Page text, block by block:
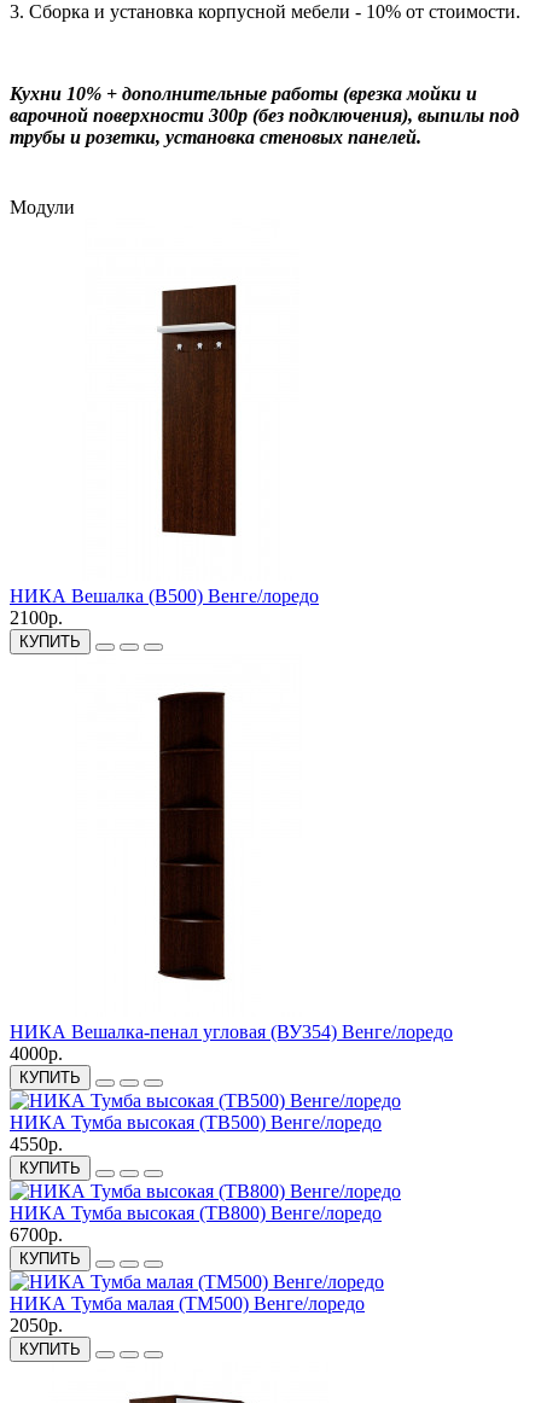
3. Сборка и установка корпусной мебели - 10% от стоимости.
Кухни 10% + дополнительные работы (врезка мойки и
варочной поверхности 300р (без подключения), выпилы под
трубы и розетки, установка стеновых панелей.
Модули
НИКА Вешалка (В500) Венге/лоредо
2100р.
КУПИТЬ
НИКА Вешалка-пенал угловая (ВУ354) Венге/лоредо
4000р.
КУПИТЬ
НИКА Тумба высокая (ТВ500) Венге/лоредо
4550р.
КУПИТЬ
НИКА Тумба высокая (ТВ800) Венге/лоредо
6700р.
КУПИТЬ
НИКА Тумба малая (ТМ500) Венге/лоредо
2050р.
КУПИТЬ